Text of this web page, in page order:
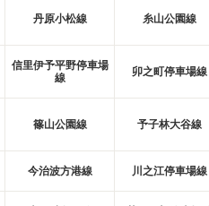
丹原小松線 糸山公園線
信里伊予平野停車場
線
卯之町停車場線
篠山公園線 予子林大谷線
今治波方港線 川之江停車場線